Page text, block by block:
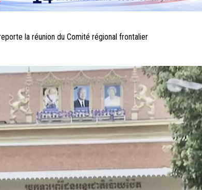
la réunion du Comité régional frontalier